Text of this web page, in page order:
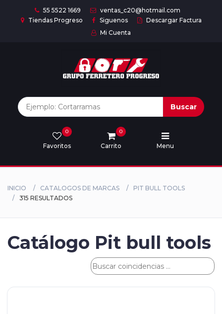
55 5522 1669
ventas_c20@hotmail.com
Tiendas Progreso
Siguenos
Descargar Factura
Mi Cuenta
Buscar
Favoritos
0
Carrito
0
Menu
Marcas
Descargar
INICIO CATALOGOS DE MARCAS
PIT BULL TOOLS
315 RESULTADOS
Catálogo Pit bull tools